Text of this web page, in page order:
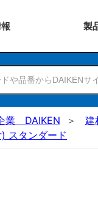
製
業 DAIKEN 建
スタンダード